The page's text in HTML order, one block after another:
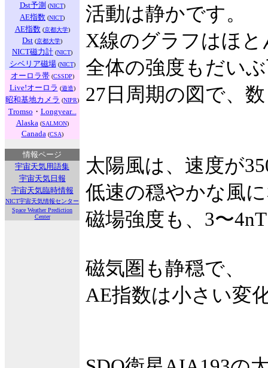
Dst予測 (NICT)
AE指数 (NICT)
AE指数(京都大学)
Dst (京都大学)
NICT磁力計 (NICT)
シベリア磁場(NICT)
オーロラ帯(CSSDP)
Live!オーロラ (遊造)
昭和基地カメラ (NIPR)
Tromso ・ Longyear...
Alaska (SALMON)
Canada (CSA)
情報ページ
宇宙天気用語集
宇宙天気日報
宇宙天気臨時情報
NICT宇宙天気情報センター
Space Weather Prediction
Center
活動は静かです。
X線のグラフはほ
全体の強度もだい
27日周期の図で、
太陽風は、速度が
低速の穏やかな風
磁場強度も、3〜
磁気圏も静穏で、
AE指数は小さい変